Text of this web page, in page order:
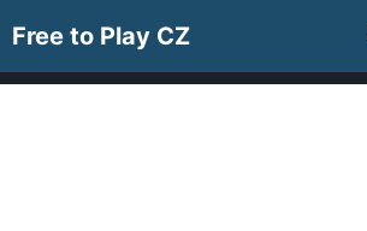
na
obsah
Free to Play CZ